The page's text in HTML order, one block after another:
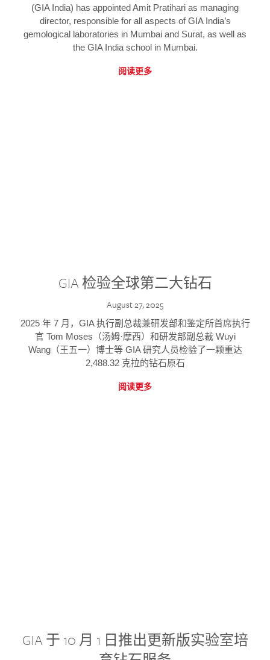
(GIA India) has appointed Amit Pratihari as managing
director, responsible for all aspects of GIA India’s
gemological laboratories in Mumbai and Surat, as well as
the GIA India school in Mumbai.
阅读更多
GIA 检验全球第二大钻石
August 27, 2025
2025 年 7 月，GIA 执行副总裁兼研发部和鉴定所首席执行
官 Tom Moses（汤姆·摩西）和研发部副总裁 Wuyi
Wang（王五一）博士等 GIA 研究人员检验了一颗重达
2,488.32 克拉的钻石原石
阅读更多
GIA 于 10 月 1 日推出更新版实验室培